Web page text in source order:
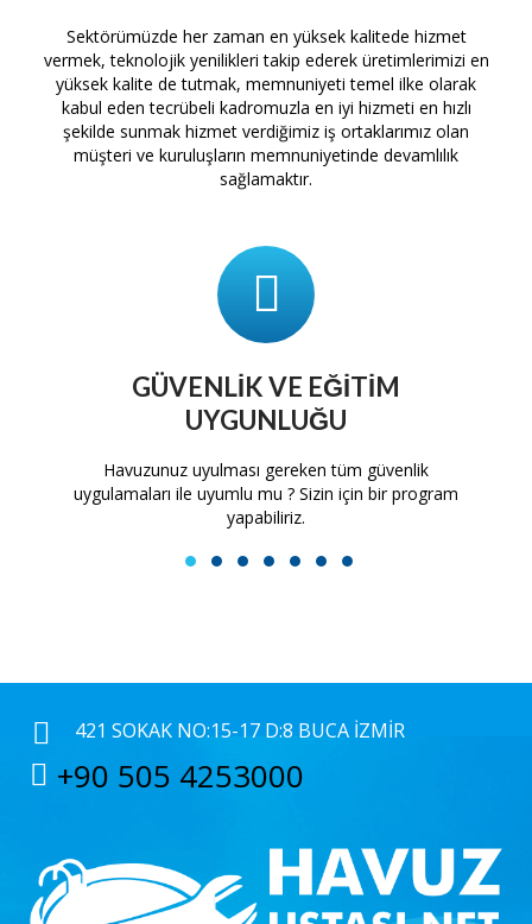
Sektörümüzde her zaman en yüksek kalitede hizmet
vermek, teknolojik yenilikleri takip ederek üretimlerimizi en
yüksek kalite de tutmak, memnuniyeti temel ilke olarak
kabul eden tecrübeli kadromuzla en iyi hizmeti en hızlı
şekilde sunmak hizmet verdiğimiz iş ortaklarımız olan
müşteri ve kuruluşların memnuniyetinde devamlılık
sağlamaktır.
GÜVENLIK VE EĞITIM
UYGUNLUĞU
Havuzunuz uyulması gereken tüm güvenlik
uygulamaları ile uyumlu mu ? Sizin için bir program
yapabiliriz.
1 2 3 4 5 6 7
421 SOKAK NO:15-17 D:8 BUCA İZMIR
+90 505 4253000